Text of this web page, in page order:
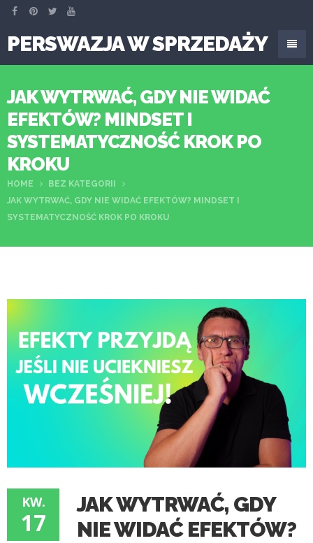
PERSWAZJA W SPRZEDAŻY
JAK WYTRWAĆ, GDY NIE WIDAĆ
EFEKTÓW? MINDSET I
SYSTEMATYCZNOŚĆ KROK PO
KROKU
HOME
BEZ KATEGORII
JAK WYTRWAĆ, GDY NIE WIDAĆ EFEKTÓW? MINDSET I
SYSTEMATYCZNOŚĆ KROK PO KROKU
KW.
17
JAK WYTRWAĆ, GDY
NIE WIDAĆ EFEKTÓW?